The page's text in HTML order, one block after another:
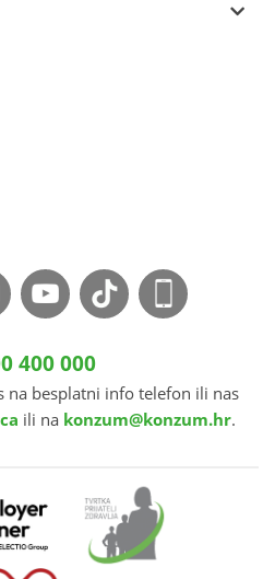
400 000
na besplatni info telefon ili nas
ili na konzum@konzum.hr.